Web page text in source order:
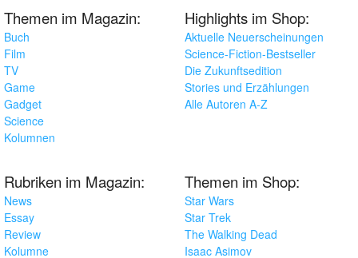
Themen im Magazin:
Buch
Film
TV
Game
Gadget
Science
Kolumnen
Highlights im Shop:
Aktuelle Neuerscheinungen
Science-Fiction-Bestseller
Die Zukunftsedition
Stories und Erzählungen
Alle Autoren A-Z
Rubriken im Magazin:
News
Essay
Review
Kolumne
Themen im Shop:
Star Wars
Star Trek
The Walking Dead
Isaac Asimov